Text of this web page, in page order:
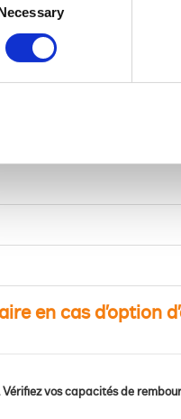
en cas d’option
vos capacités de